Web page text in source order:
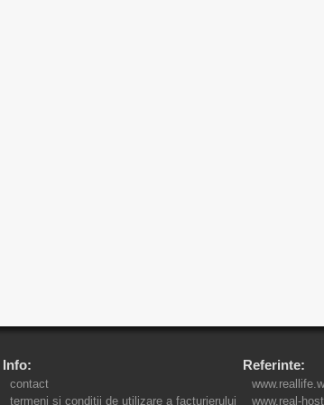
Info:
contact
termeni si conditii de utilizare a facturierului
Referinte:
www.real-